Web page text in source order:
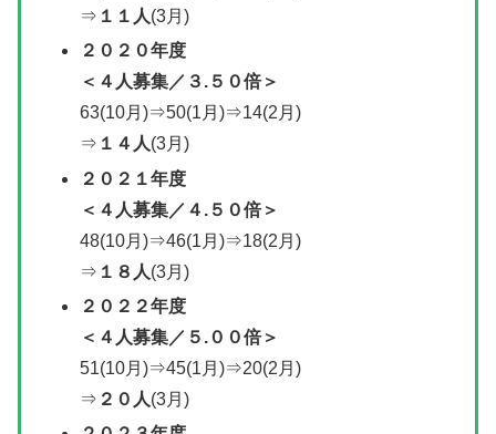
⇒ １１人(3月)
２０２０年度
＜ ４人募集／ ３.５０倍＞
63(10月)⇒50(1月)⇒14(2月)
⇒ １４人(3月)
２０２１年度
＜ ４人募集／ ４.５０倍＞
48(10月)⇒46(1月)⇒18(2月)
⇒ １８人(3月)
２０２２年度
＜ ４人募集／ ５.００倍＞
51(10月)⇒45(1月)⇒20(2月)
⇒ ２０人(3月)